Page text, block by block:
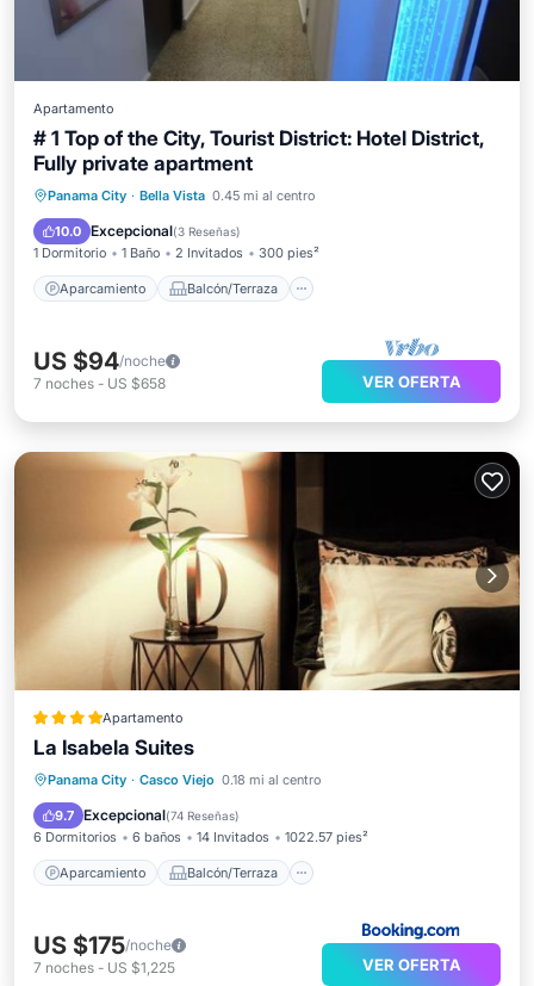
Apartamento
# 1 Top of the City, Tourist District: Hotel District,
Fully private apartment
Panama City · Bella Vista 0.45 mi al centro
10.0 Excepcional(3 Reseñas)
1 Dormitorio 1 Baño 2 Invitados 300 pies²
Aparcamiento Balcón/Terraza
Aparcamiento
Balcón/Terraza
Cocina
Aire acondicionado
US $94/noche
7 noches - US $658 VER OFERTA
Apartamento
La Isabela Suites
Panama City · Casco Viejo 0.18 mi al centro
9.7 Excepcional(74 Reseñas)
6 Dormitorios 6 baños 14 Invitados 1022.57 pies²
Aparcamiento Balcón/Terraza
Aparcamiento
Balcón/Terraza
Aire acondicionado
US $175/noche
7 noches - US $1,225 VER OFERTA